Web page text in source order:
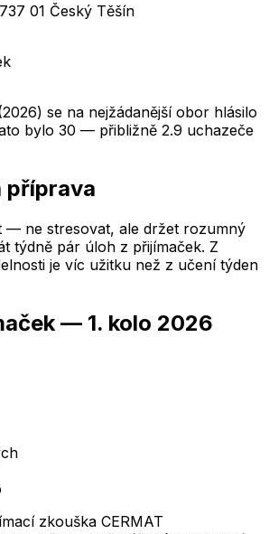
01 Český Těšín
se na nejžádanější obor hlásilo
bylo 30 — přibližně 2.9 uchazeče
příprava
— ne stresovat, ale držet rozumný
týdně pár úloh z přijímaček. Z
je víc užitku než z učení týden
— 1. kolo 2026
zkouška CERMAT